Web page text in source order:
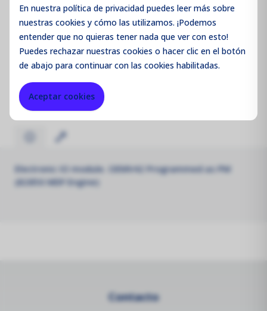
En nuestra política de privacidad puedes leer más sobre
nuestras cookies y cómo las utilizamos. ¡Podemos
entender que no quieras tener nada que ver con esto!
Puedes rechazarnuestras cookies o hacer clic en el botón
de abajo para continuar con las cookies habilitadas.
Aceptar cookies
Código de producto: AQMPM_IO
Merk:
Electronic IO module. OEMV42 Programmed as PM
(82850 MDF Engine)
Contacto